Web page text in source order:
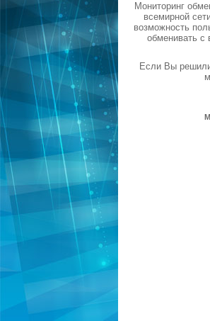
Мониторинг
всемирной
возможность
обменивать с
Если Вы